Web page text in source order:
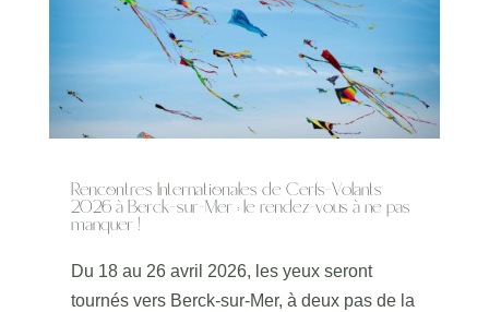
Rencontres Internationales de Cerfs-Volants
2026 à Berck-sur-Mer : le rendez-vous à ne pas
manquer !
Du 18 au 26 avril 2026, les yeux seront
tournés vers Berck-sur-Mer, à deux pas de la